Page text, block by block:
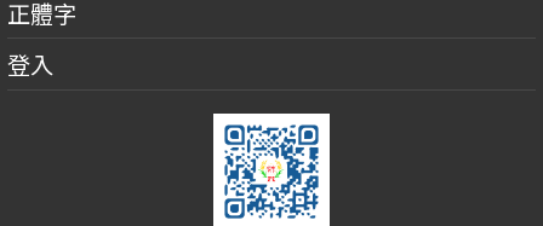
正體字
登入